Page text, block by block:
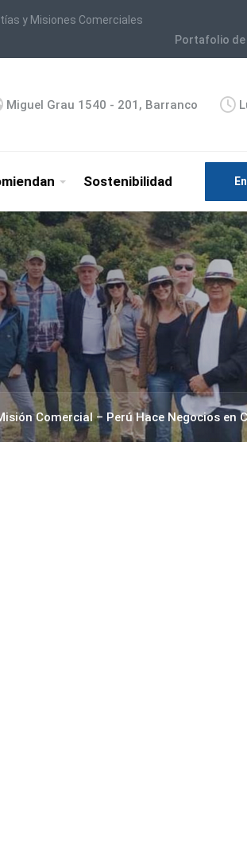
y Misiones Comerciales
Portafolio
Miguel Grau 1540 - 201, Barranco
Sostenibilidad
Comercial – Perú Hace Negocios en